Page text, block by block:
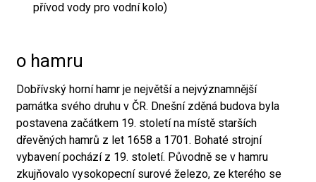
přívod vody pro vodní kolo)
o hamru
Dobřívský horní hamr je největší a nejvýznamnější
památka svého druhu v ČR. Dnešní zděná budova byla
postavena začátkem 19. století na místě starších
dřevěných hamrů z let 1658 a 1701. Bohaté strojní
vybavení pochází z 19. století. Původně se v hamru
zkujňovalo vysokopecní surové železo, ze kterého se